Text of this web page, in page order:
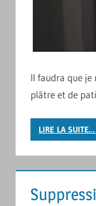
Il faudra que je
plâtre et de
LIRE LA SUITE…